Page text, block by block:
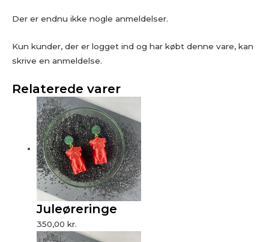
Der er endnu ikke nogle anmeldelser.
Kun kunder, der er logget ind og har købt denne vare, kan
skrive en anmeldelse.
Relaterede varer
Juleøreringe
350,00kr.